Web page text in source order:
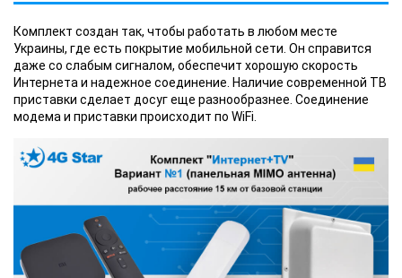
Комплект создан так, чтобы работать в любом месте
Украины, где есть покрытие мобильной сети. Он справится
даже со слабым сигналом, обеспечит хорошую скорость
Интернета и надежное соединение. Наличие современной ТВ
приставки сделает досуг еще разнообразнее. Соединение
модема и приставки происходит по WiFi.